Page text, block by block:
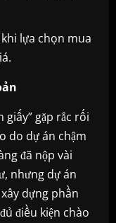
lựa chọn mua
gặp rắc rối
do dự án chậm
đã nộp vài
nhưng dự án
dựng phần
điều kiện chào